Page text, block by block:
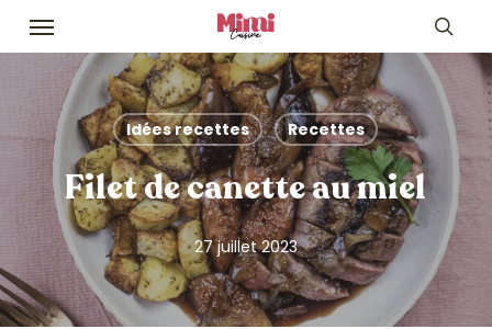
Skip
content
Menu
Idées recettes Recettes
Filet de canette au miel
27 juillet 2023